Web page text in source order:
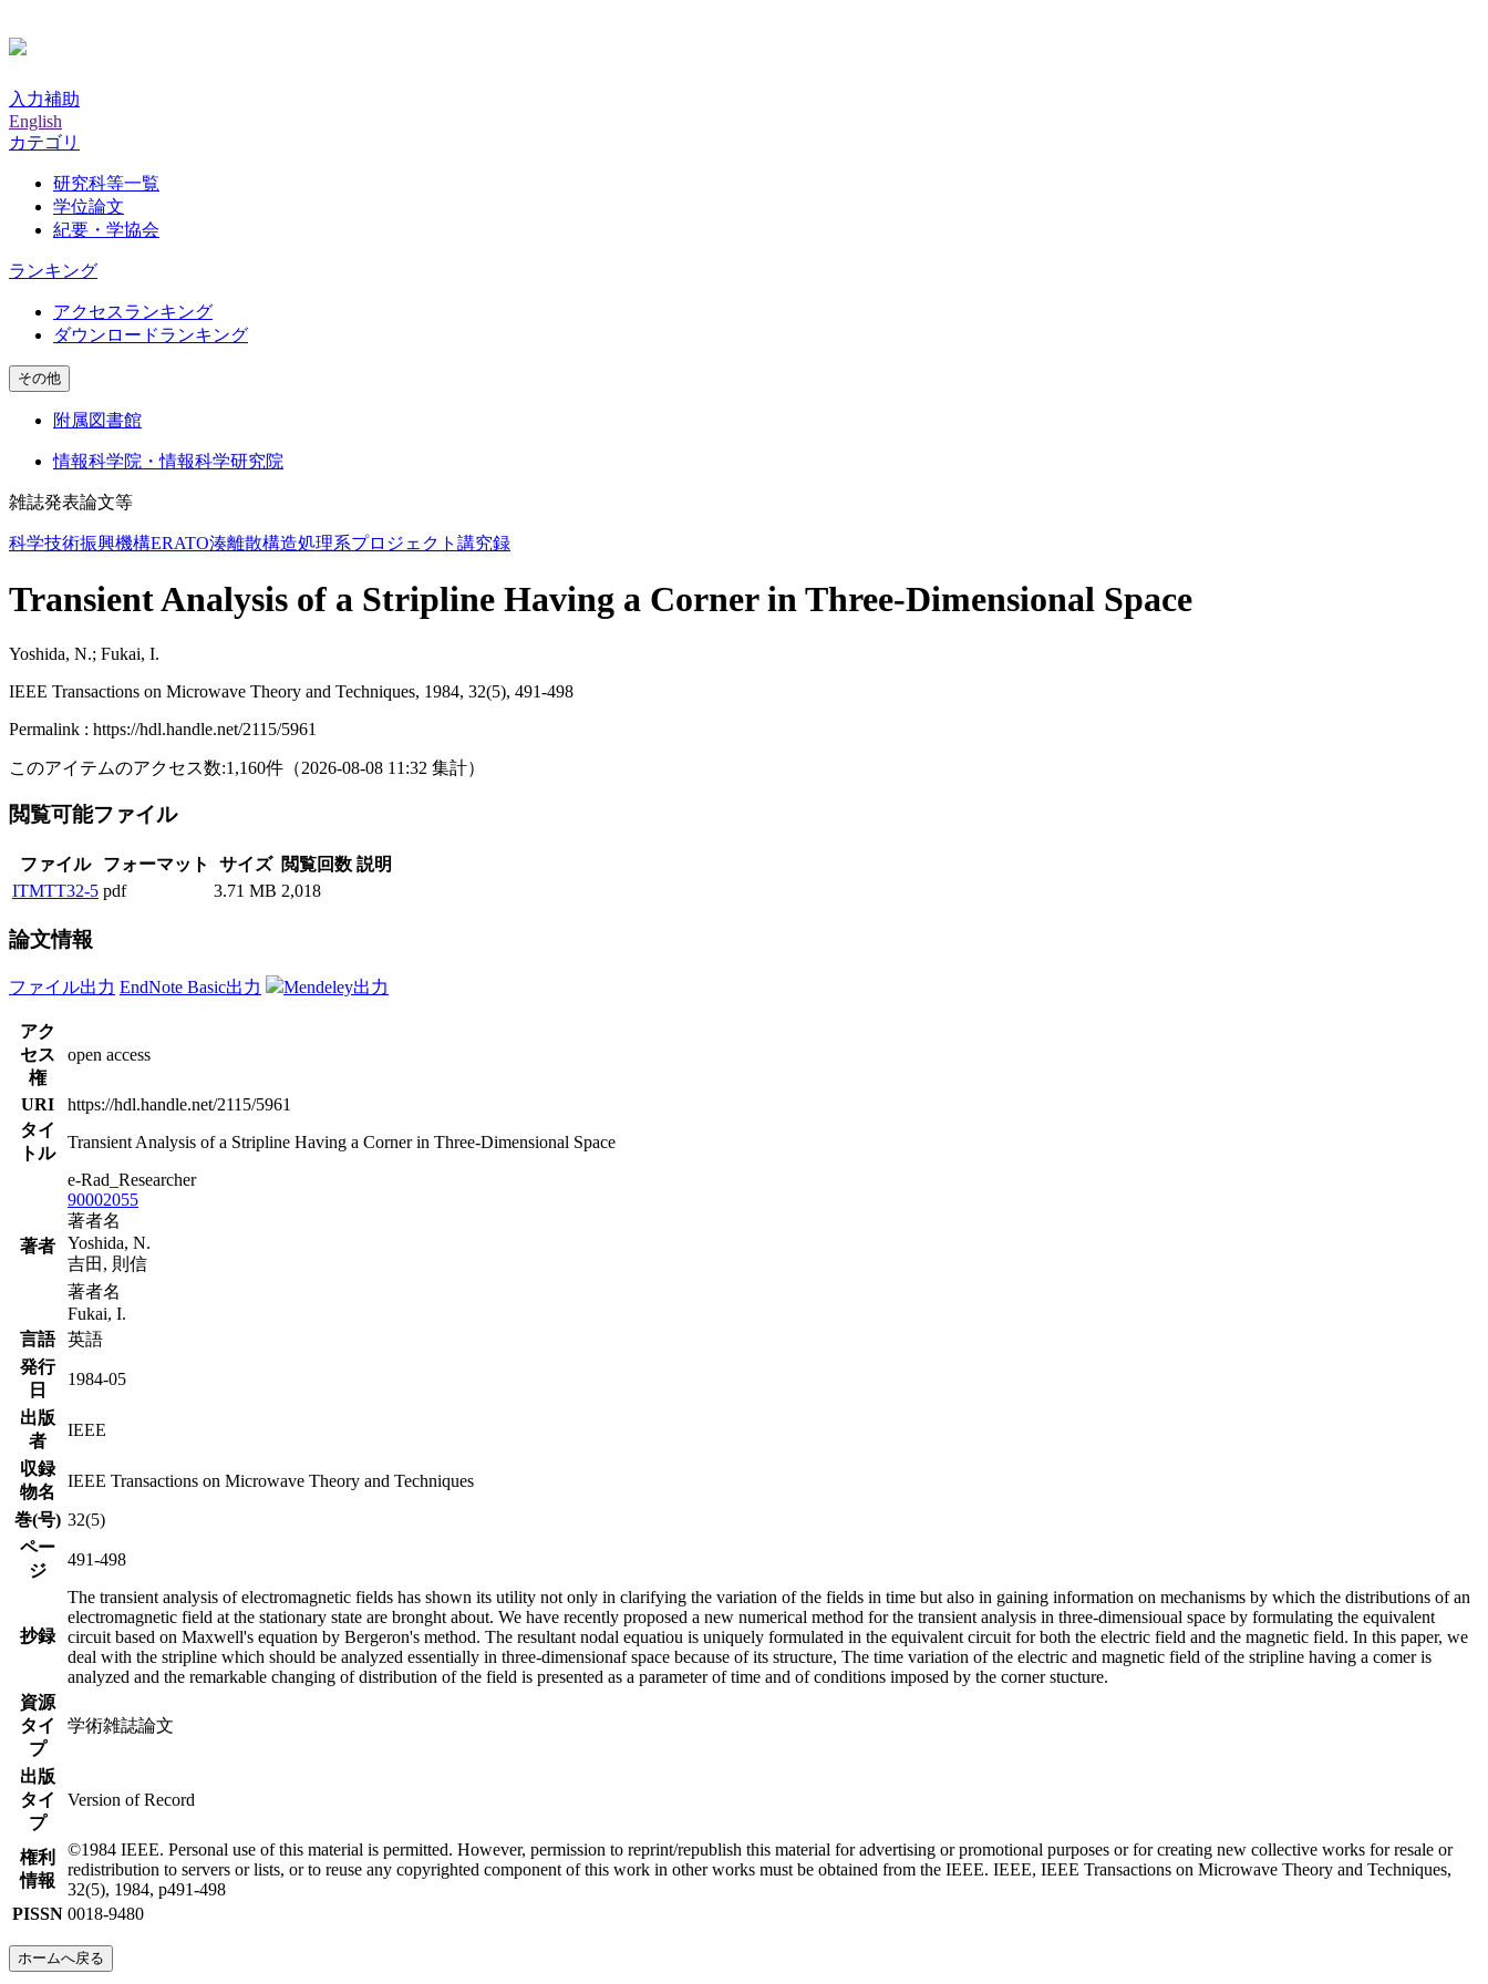
入力補助
English
カテゴリ
研究科等一覧
学位論文
紀要・学協会
ランキング
アクセスランキング
ダウンロードランキング
その他
附属図書館
情報科学院・情報科学研究院
雑誌発表論文等
科学技術振興機構ERATO湊離散構造処理系プロジェクト講究録
Transient Analysis of a Stripline Having a Corner in Three-Dimensional Space
Yoshida, N.; Fukai, I.
IEEE Transactions on Microwave Theory and Techniques, 1984, 32(5), 491-498
Permalink : https://hdl.handle.net/2115/5961
このアイテムのアクセス数:1,160件 （2026-08-08 11:32 集計）
閲覧可能ファイル
ファイル フォーマット サイズ 閲覧回数 説明
ITMTT32-5 pdf 3.71 MB 2,018
論文情報
ファイル出力 EndNote Basic出力 Mendeley出力
アク
セス
権
open access
URI
https://hdl.handle.net/2115/5961
タイ
トル
Transient Analysis of a Stripline Having a Corner in Three-Dimensional Space
著者
e-Rad_Researcher
90002055
著者名
Yoshida, N.
吉田, 則信
著者名
Fukai, I.
言語
英語
発行
日
1984-05
出版
者
IEEE
収録
物名
IEEE Transactions on Microwave Theory and Techniques
巻(号) 32(5)
ペー
ジ
491-498
抄録
The transient analysis of electromagnetic fields has shown its utility not only in clarifying the variation of the fields in time but also in gaining information on mechanisms by which the distributions of an
electromagnetic field at the stationary state are bronght about. We have recently proposed a new numerical method for the transient analysis in three-dimensioual space by formulating the equivalent
circuit based on Maxwell's equation by Bergeron's method. The resultant nodal equatiou is uniquely formulated in the equivalent circuit for both the electric field and the magnetic field. In this paper, we
deal with the stripline which should be analyzed essentially in three-dimensionaf space because of its structure, The time variation of the electric and magnetic field of the stripline having a comer is
analyzed and the remarkable changing of distribution of the field is presented as a parameter of time and of conditions imposed by the corner stucture.
資源
タイ
プ
学術雑誌論文
出版
タイ
プ
Version of Record
権利
情報
©1984 IEEE. Personal use of this material is permitted. However, permission to reprint/republish this material for advertising or promotional purposes or for creating new collective works for resale or
redistribution to servers or lists, or to reuse any copyrighted component of this work in other works must be obtained from the IEEE. IEEE, IEEE Transactions on Microwave Theory and Techniques,
32(5), 1984, p491-498
PISSN 0018-9480
ホームへ戻る